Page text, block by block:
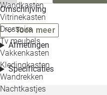
Wandkasten
Vitrinekasten
Dressoirs
Tv meubels
Vakkenkasten
Kledingkasten
Wandrekken
Nachtkastjes
Omschrijving
Toon meer
Afmetingen
Specificaties